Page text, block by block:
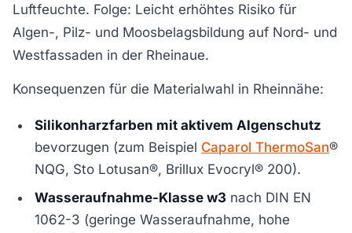
Luftfeuchte. Folge: Leicht erhöhtes Risiko für
Algen-, Pilz- und Moosbelagsbildung auf Nord- und
Westfassaden in der Rheinaue.
Konsequenzen für die Materialwahl in Rheinnähe:
Silikonharzfarben mit aktivem Algenschutz
bevorzugen (zum Beispiel Caparol ThermoSan®
NQG, Sto Lotusan®, Brillux Evocryl® 200).
Wasseraufnahme-Klasse w3 nach DIN EN
1062-3 (geringe Wasseraufnahme, hohe